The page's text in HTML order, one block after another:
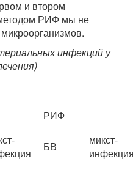
и втором
РИФ мы не
инфекций у
РИФ
БВ
микст-